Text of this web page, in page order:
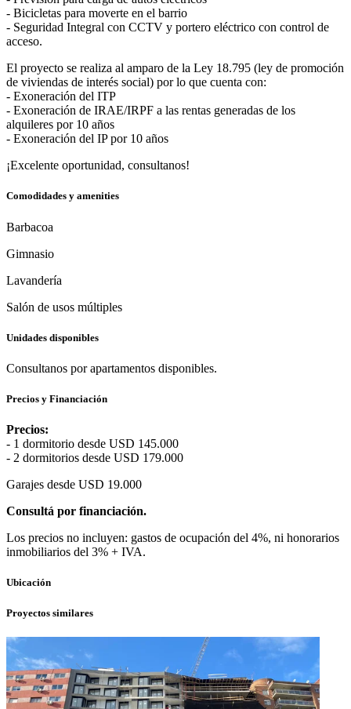
- Bicicletas para moverte en el barrio
- Seguridad Integral con CCTV y portero eléctrico con control de
acceso.
El proyecto se realiza al amparo de la Ley 18.795 (ley de promoción
de viviendas de interés social) por lo que cuenta con:
- Exoneración del ITP
- Exoneración de IRAE/IRPF a las rentas generadas de los
alquileres por 10 años
- Exoneración del IP por 10 años
¡Excelente oportunidad, consultanos!
Comodidades y amenities
Barbacoa
Gimnasio
Lavandería
Salón de usos múltiples
Unidades disponibles
Consultanos por apartamentos disponibles.
Precios y Financiación
Precios:
- 1 dormitorio desde USD 145.000
- 2 dormitorios desde USD 179.000
Garajes desde USD 19.000
Consultá por financiación.
Los precios no incluyen: gastos de ocupación del 4%, ni honorarios
inmobiliarios del 3% + IVA.
Ubicación
Proyectos similares